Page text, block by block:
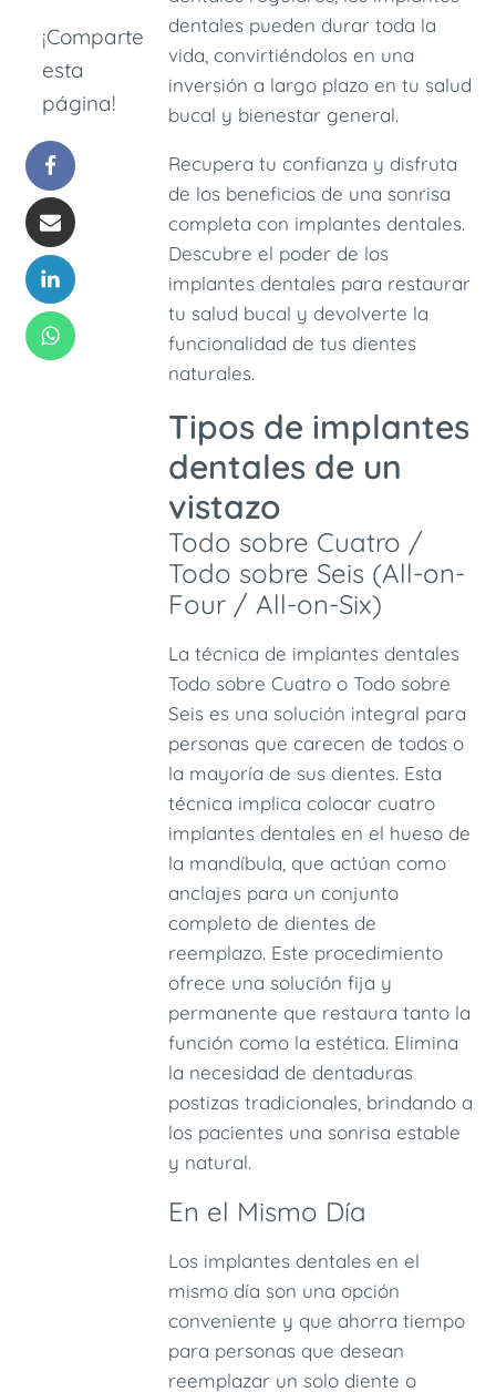
¡Comparte
esta
página!
dentales pueden durar toda la
vida, convirtiéndolos en una
inversión a largo plazo en tu salud
bucal y bienestar general.
Recupera tu confianza y disfruta
de los beneficios de una sonrisa
completa con implantes dentales.
Descubre el poder de los
implantes dentales para restaurar
tu salud bucal y devolverte la
funcionalidad de tus dientes
naturales.
Tipos de implantes
dentales de un
vistazo
Todo sobre Cuatro /
Todo sobre Seis (All-on-
Four / All-on-Six)
La técnica de implantes dentales
Todo sobre Cuatro o Todo sobre
Seis es una solución integral para
personas que carecen de todos o
la mayoría de sus dientes. Esta
técnica implica colocar cuatro
implantes dentales en el hueso de
la mandíbula, que actúan como
anclajes para un conjunto
completo de dientes de
reemplazo. Este procedimiento
ofrece una solución fija y
permanente que restaura tanto la
función como la estética. Elimina
la necesidad de dentaduras
postizas tradicionales, brindando a
los pacientes una sonrisa estable
y natural.
En el Mismo Día
Los implantes dentales en el
mismo día son una opción
conveniente y que ahorra tiempo
para personas que desean
reemplazar un solo diente o